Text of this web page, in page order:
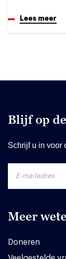
Lees meer
Blijf op
Schrijf u in voor
Meer
Doneren